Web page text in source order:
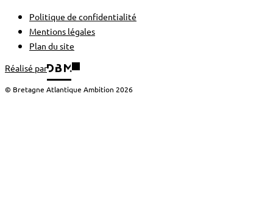
Politique de confidentialité
Mentions légales
Plan du site
Réalisé par
© Bretagne Atlantique Ambition 2026